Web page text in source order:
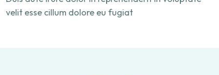
velit esse cillum dolore eu fugiat